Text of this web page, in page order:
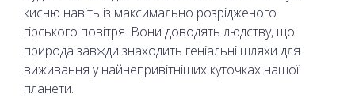
кисню навіть із максимально розрідженого
гірського повітря. Вони доводять людству, що
природа завжди знаходить геніальні шляхи для
виживання у найнепривітніших куточках нашої
планети.